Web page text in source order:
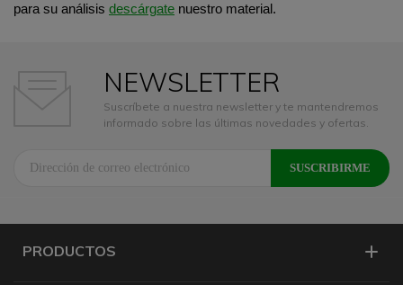
para su análisis descárgate nuestro material.
NEWSLETTER
Suscríbete a nuestra newsletter y te mantendremos
informado sobre las últimas novedades y ofertas.
PRODUCTOS